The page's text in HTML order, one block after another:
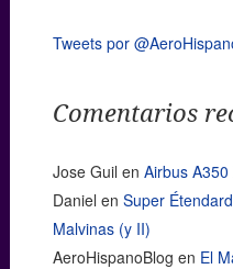
Tweets por
Comentarios
Jose Guil en Airbus
Daniel en Super
Malvinas (y II)
AeroHispanoBlog en El